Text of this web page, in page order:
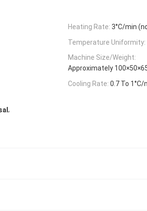
Heating Rate: 3°C/min
Temperature Uniformity:
Machine Size/Weight:
Approximately
Cooling Rate: 0.7 To 1°C/
,